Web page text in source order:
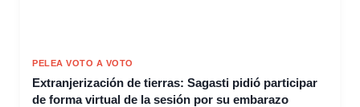
PELEA VOTO A VOTO
Extranjerización de tierras: Sagasti pidió participar
de forma virtual de la sesión por su embarazo